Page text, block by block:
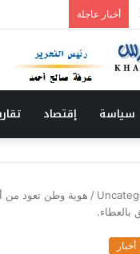
أخبار عاجلة
سياسة إقتصاد
/ هوية وطن تعود من
بالعطاء.
أخبار